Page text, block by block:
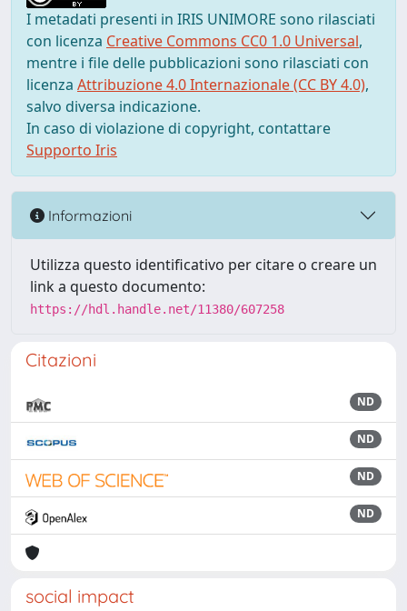
I metadati presenti in IRIS UNIMORE sono rilasciati
con licenza Creative Commons CC0 1.0 Universal,
mentre i file delle pubblicazioni sono rilasciati con
licenza Attribuzione 4.0 Internazionale (CC BY 4.0),
salvo diversa indicazione.
In caso di violazione di copyright, contattare
Supporto Iris
Informazioni
Utilizza questo identificativo per citare o creare un
link a questo documento:
https://hdl.handle.net/11380/607258
Citazioni
ND
ND
ND
ND
social impact